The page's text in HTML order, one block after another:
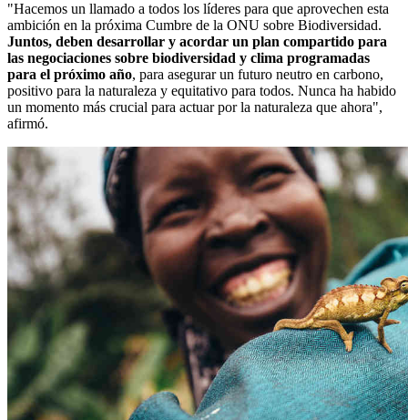
"Hacemos un llamado a todos los líderes para que aprovechen esta
ambición en la próxima Cumbre de la ONU sobre Biodiversidad.
Juntos, deben desarrollar y acordar un plan compartido para
las negociaciones sobre biodiversidad y clima programadas
para el próximo año, para asegurar un futuro neutro en carbono,
positivo para la naturaleza y equitativo para todos. Nunca ha habido
un momento más crucial para actuar por la naturaleza que ahora",
afirmó.